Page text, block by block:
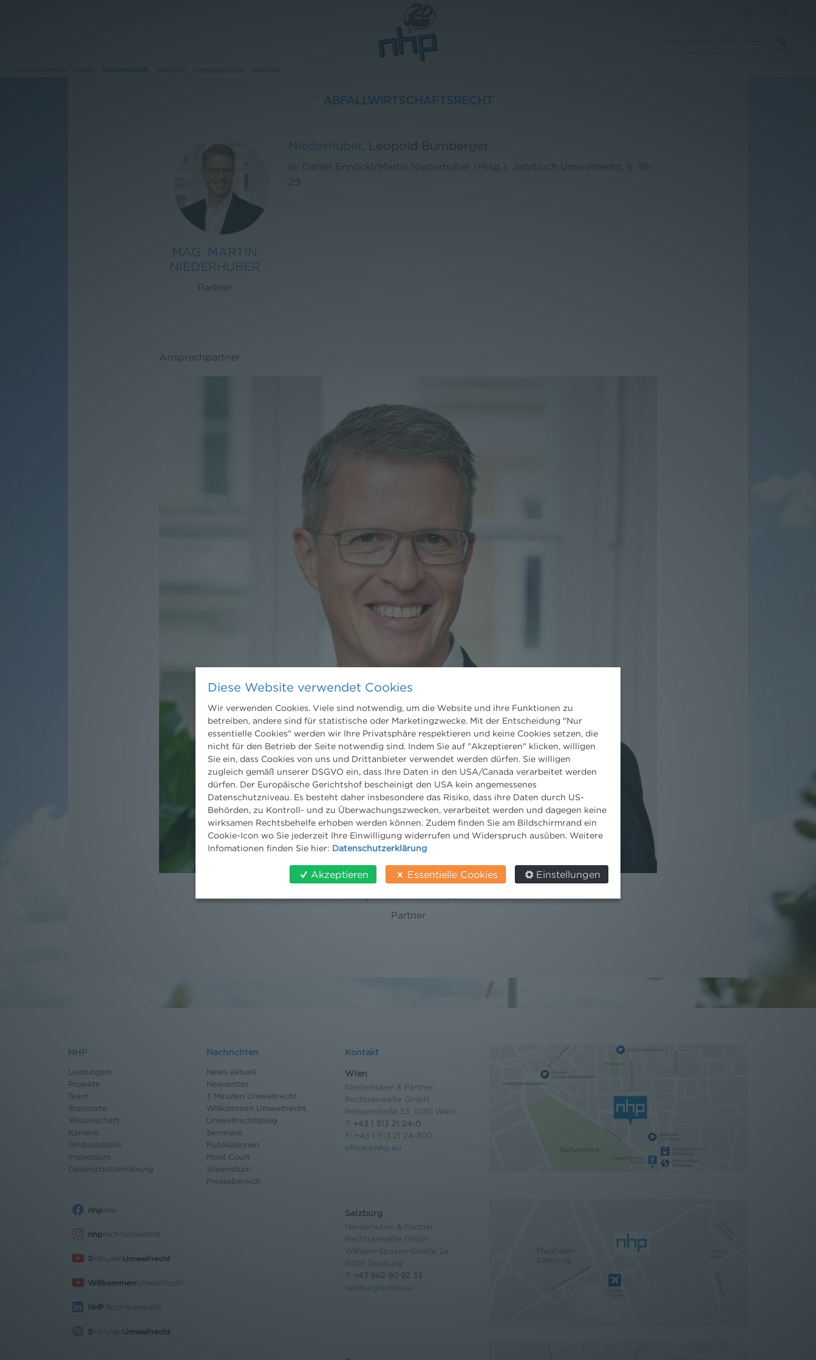
ABFALLWIRTSCHAFTSRECHT
MAG. MARTIN
NIEDERHUBER
Partner
Niederhuber, Leopold Bumberger
in: Daniel Ennöckl/Martin Niederhuber (Hrsg.), Jahrbuch Umweltrecht: S. 15-
29
Ansprechpartner
Partner
NHP
Leistungen
Projekte
Team
Standorte
Wissenschaft
Karriere
Ombudsstelle
Impressum
Datenschutzerklärung
Nachrichten
News aktuell
Newsletter
3 Minuten Umweltrecht
Willkommen Umweltrecht
Umweltrechtsblog
Seminare
Publikationen
Moot Court
Stipendium
Pressebereich
Kontakt
Wien
Niederhuber & Partner
Rechtsanwälte GmbH
Reisnerstraße 53, 1030 Wien
T: +43 1 513 21 24-0
F: +43 1 513 21 24-300
office@nhp.eu
Salzburg
Niederhuber & Partner
Rechtsanwälte GmbH
Wilhelm-Spazier-Straße 2a
5020 Salzburg
T: +43 662 90 92 33
salzburg@nhp.eu
Diese Website verwendet Cookies
Wir verwenden Cookies. Viele sind notwendig, um die Website und ihre Funktionen zu
betreiben, andere sind für statistische oder Marketingzwecke. Mit der Entscheidung "Nur
essentielle Cookies" werden wir Ihre Privatsphäre respektieren und keine Cookies setzen, die
nicht für den Betrieb der Seite notwendig sind. Indem Sie auf "Akzeptieren" klicken, willigen
Sie ein, dass Cookies von uns und Drittanbieter verwendet werden dürfen. Sie willigen
zugleich gemäß unserer DSGVO ein, dass Ihre Daten in den USA/Canada verarbeitet werden
dürfen. Der Europäische Gerichtshof bescheinigt den USA kein angemessenes
Datenschutzniveau. Es besteht daher insbesondere das Risiko, dass ihre Daten durch US-
Behörden, zu Kontroll- und zu Überwachungszwecken, verarbeitet werden und dagegen keine
wirksamen Rechtsbehelfe erhoben werden können. Zudem finden Sie am Bildschirmrand ein
Cookie-Icon wo Sie jederzeit Ihre Einwilligung widerrufen und Widerspruch ausüben. Weitere
Infomationen finden Sie hier: Datenschutzerklärung
Akzeptieren Essentielle Cookies Einstellungen